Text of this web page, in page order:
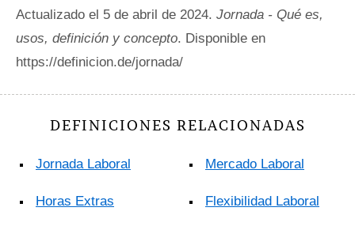
Actualizado el 5 de abril de 2024. Jornada - Qué es,
usos, definición y concepto. Disponible en
https://definicion.de/jornada/
DEFINICIONES RELACIONADAS
Jornada Laboral
Horas Extras
Mercado Laboral
Flexibilidad Laboral